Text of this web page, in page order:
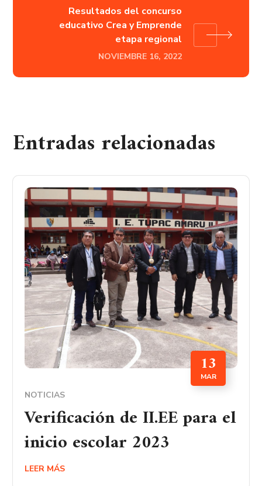
Resultados del concurso
educativo Crea y Emprende
etapa regional
NOVIEMBRE 16, 2022
Entradas relacionadas
13
MAR
NOTICIAS
Verificación de II.EE para el
inicio escolar 2023
LEER MÁS